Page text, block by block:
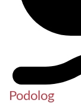
Podolog